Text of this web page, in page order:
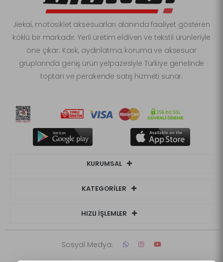
Jiekai, motosiklet aksesuarları alanında faaliyet gösteren
köklü bir markadır. Yerli üretim eldiven ve tekstil ürünleriyle
öne çıkar. Kask, aydınlatma, koruma ve aksesuar
gruplarında geniş ürün yelpazesiyle Türkiye genelinde
toptan ve perakende satış hizmeti sunar.
KURUMSAL
KATEGORİLER
HIZLI İŞLEMLER
Sosyal Medya: